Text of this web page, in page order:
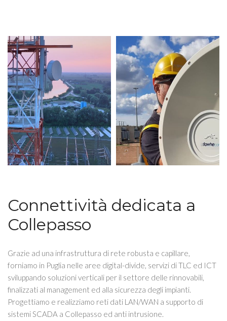
Connettività dedicata a
Collepasso
Grazie ad una infrastruttura di rete robusta e capillare,
forniamo in Puglia nelle aree digital-divide, servizi di TLC ed ICT
sviluppando soluzioni verticali per il settore delle rinnovabili,
finalizzati al management ed alla sicurezza degli impianti.
Progettiamo e realizziamo reti dati LAN/WAN a supporto di
sistemi SCADA a Collepasso ed anti intrusione.